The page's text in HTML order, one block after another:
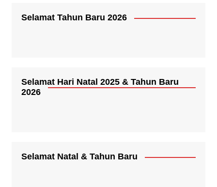
Selamat Tahun Baru 2026
Selamat Hari Natal 2025 & Tahun Baru
2026
Selamat Natal & Tahun Baru